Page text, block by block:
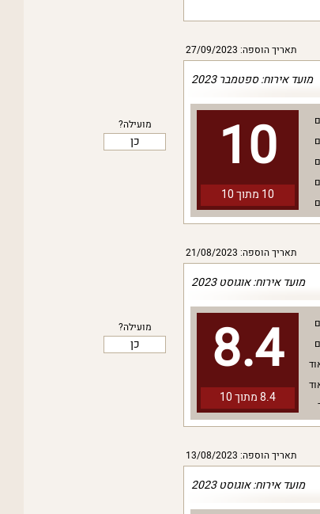
תאריך הוספה: 27/09/2023
מועילה?
כן
מועד אירוח: ספטמבר 2023
10
10 מתוך 10
תאריך הוספה: 21/08/2023
מועילה?
כן
מועד אירוח: אוגוסט 2023
8.4
8.4 מתוך 10
תאריך הוספה: 13/08/2023
מועד אירוח: אוגוסט 2023